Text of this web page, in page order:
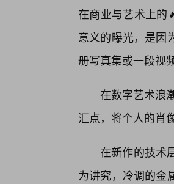
在商业与艺术上的
意义的曝光，是因
册写真集或一段视
在数字艺术浪
汇点，将个人的肖
在新作的技术
为讲究，冷调的金